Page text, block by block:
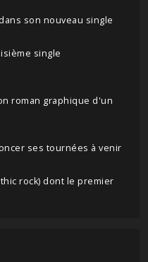
son nouveau single
single
roman graphique d'un
ses tournées à venir
rock) dont le premier